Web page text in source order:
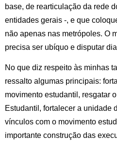
base, de rearticulação da rede
entidades gerais -, e que
não apenas nas metrópoles. O
precisa ser ubíquo e disputar
No que diz respeito às minhas
ressalto algumas principais:
movimento estudantil, resgatar
Estudantil, fortalecer a unidade
vínculos com o movimento
importante construção das